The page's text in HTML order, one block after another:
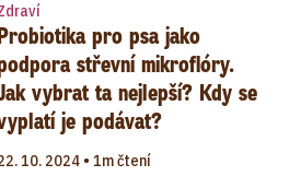
pro psa jako
střevní mikroflóry.
vybrat ta nejlepší? Kdy se
je podávat?
10. 2024 • 1m čtení